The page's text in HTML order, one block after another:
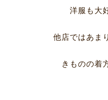
洋服も大
他店ではあまり
きものの着